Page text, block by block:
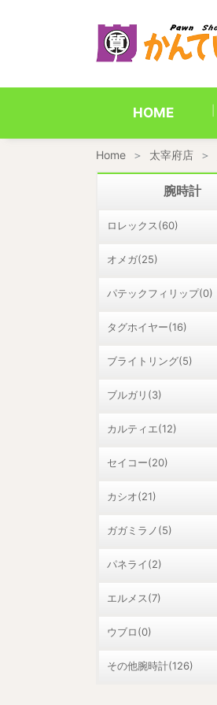
HOME
Home 太宰府店
腕時計
ロレックス(60)
オメガ(25)
パテックフィリップ(0)
タグホイヤー(16)
ブライトリング(5)
ブルガリ(3)
カルティエ(12)
セイコー(20)
カシオ(21)
ガガミラノ(5)
パネライ(2)
エルメス(7)
ウブロ(0)
その他腕時計(126)